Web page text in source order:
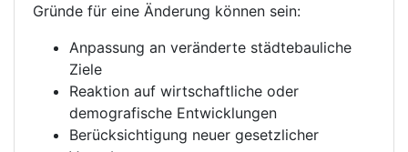
Gründe für eine Änderung können sein:
Anpassung an veränderte städtebauliche
Ziele
Reaktion auf wirtschaftliche oder
demografische Entwicklungen
Berücksichtigung neuer gesetzlicher